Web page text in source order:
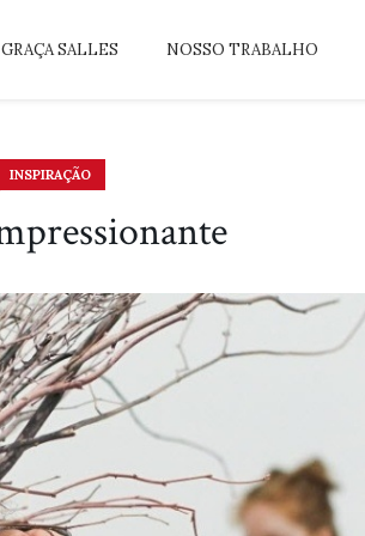
GRAÇA SALLES NOSSO TRABALHO
INSPIRAÇÃO